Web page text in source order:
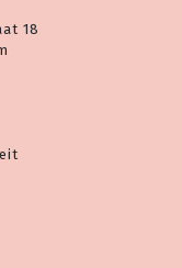
18